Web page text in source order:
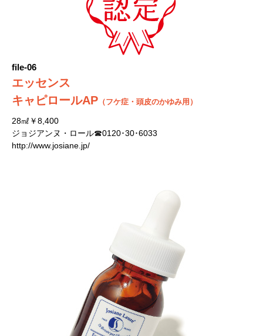
file-06
エッセンス
キャピロールAP （フケ症・頭皮のかゆみ用）
28㎖￥8,400
ジョジアンヌ・ロール☎0120･30･6033
http://www.josiane.jp/